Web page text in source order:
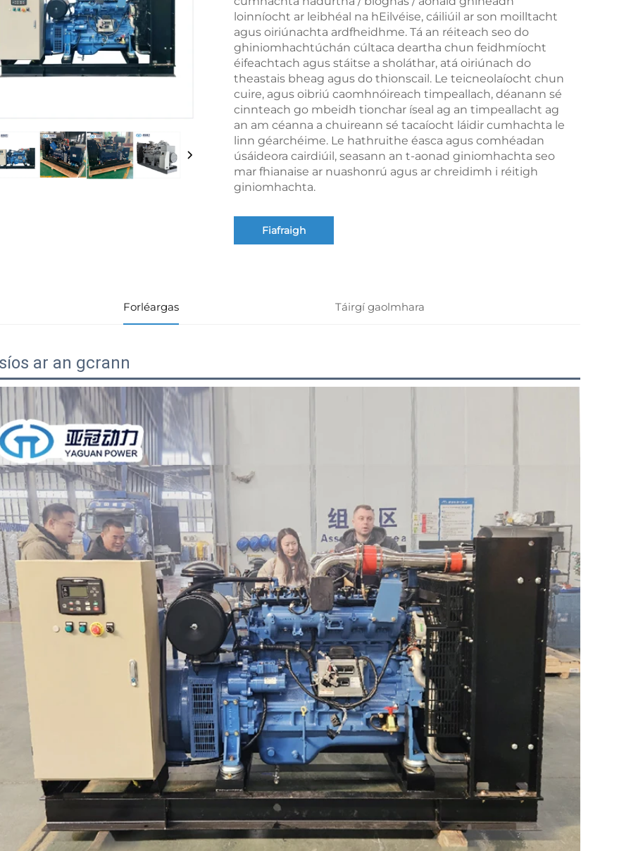
loinníocht ar leibhéal na hEilvéise, cáiliúil ar son moilltacht
agus oiriúnachta ardfheidhme. Tá an réiteach seo do
ghiniomhachtúchán cúltaca deartha chun feidhmíocht
éifeachtach agus stáitse a sholáthar, atá oiriúnach do
theastais bheag agus do thionscail. Le teicneolaíocht chun
cuire, agus oibriú caomhnóireach timpeallach, déanann sé
cinnteach go mbeidh tionchar íseal ag an timpeallacht ag
an am céanna a chuireann sé tacaíocht láidir cumhachta le
linn géarchéime. Le hathruithe éasca agus comhéadan
úsáideora cairdiúil, seasann an t-aonad giniomhachta seo
mar fhianaise ar nuashonrú agus ar chreidimh i réitigh
giniomhachta.
Fiafraigh
Forléargas Táirgí gaolmhara
ar an gcrann